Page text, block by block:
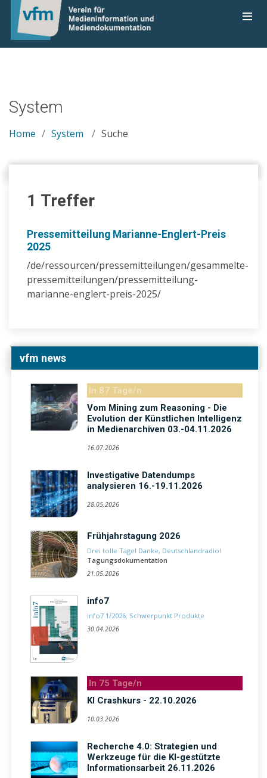
System
Home System Suche
1 Treffer
Pressemitteilung Marianne-Englert-Preis
2025
/de/ressourcen/pressemitteilungen/gesammelte-
pressemitteilungen/pressemitteilung-
marianne-englert-preis-2025/
vfm news
In 87 Tage/n
Vom Mining zum Reasoning - Die
Evolution der Künstlichen Intelligenz
in Medienarchiven 03.-04.11.2026
16.07.2026
Investigative Datendumps
analysieren 16.-19.11.2026
28.05.2026
Frühjahrstagung 2026
Drei tolle Tage! Danke, Deutschlandradio!
Tagungsdokumentation
21.05.2026
info7
info7 1/2026: Schwerpunkt Produkte
30.04.2026
In 75 Tage/n
KI Crashkurs - 22.10.2026
10.03.2026
Recherche 4.0: Strategien und
Werkzeuge für die KI-gestützte
Informationsarbeit 26.11.2026